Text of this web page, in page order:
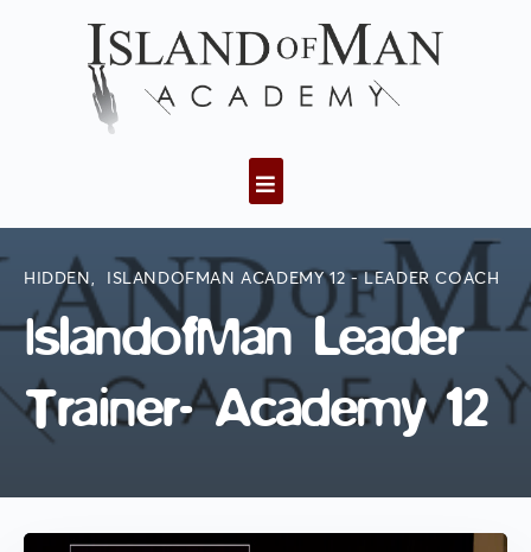
HIDDEN, ISLANDOFMAN ACADEMY 12 - LEADER COACH
IslandofMan Leader
Trainer- Academy 12